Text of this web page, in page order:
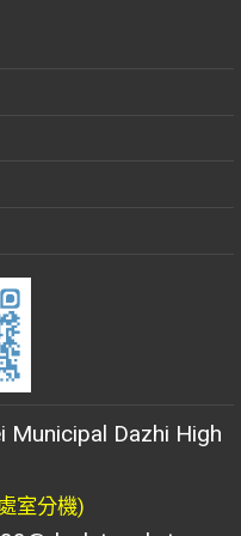
Municipal Dazhi High
室分機)